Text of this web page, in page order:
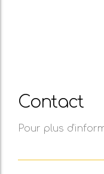
Contact
Pour plus